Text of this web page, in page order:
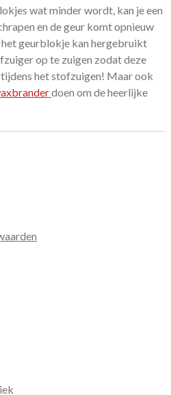
wat minder wordt, kan je een
en de geur komt opnieuw
geurblokje kan hergebruikt
op te zuigen zodat deze
het stofzuigen! Maar ook
doen om de heerlijke